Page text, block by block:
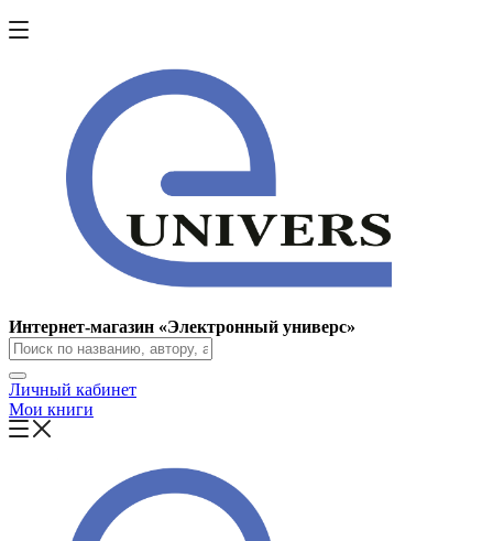
Интернет-магазин «Электронный универс»
Личный кабинет
Мои книги